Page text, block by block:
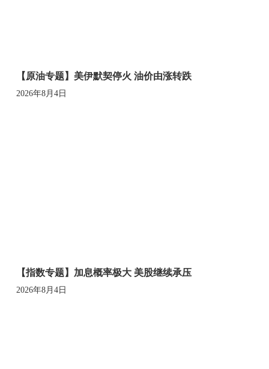
【原油专题】美伊默契停火 油价由涨转跌
2026年8月4日
【指数专题】加息概率极大 美股继续承压
2026年8月4日